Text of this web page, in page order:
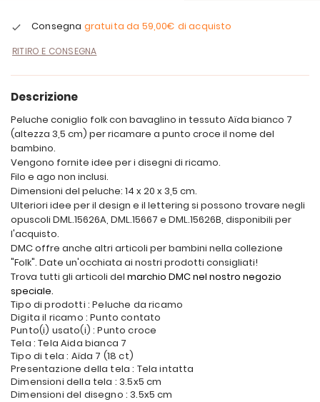
Consegna gratuita da 59,00€ di acquisto
RITIRO E CONSEGNA
Descrizione
Peluche coniglio folk con bavaglino in tessuto Aïda bianco 7
(altezza 3,5 cm) per ricamare a punto croce il nome del
bambino.
Vengono fornite idee per i disegni di ricamo.
Filo e ago non inclusi.
Dimensioni del peluche: 14 x 20 x 3,5 cm.
Ulteriori idee per il design e il lettering si possono trovare negli
opuscoli DML.15626A, DML.15667 e DML.15626B, disponibili per
l'acquisto.
DMC offre anche altri articoli per bambini nella collezione
"Folk". Date un'occhiata ai nostri prodotti consigliati!
Trova tutti gli articoli del marchio DMC nel nostro negozio
speciale.
Tipo di prodotti : Peluche da ricamo
Digita il ricamo : Punto contato
Punto(i) usato(i) : Punto croce
Tela : Tela Aida bianca 7
Tipo di tela : Aïda 7 (18 ct)
Presentazione della tela : Tela intatta
Dimensioni della tela : 3.5x5 cm
Dimensioni del disegno : 3.5x5 cm